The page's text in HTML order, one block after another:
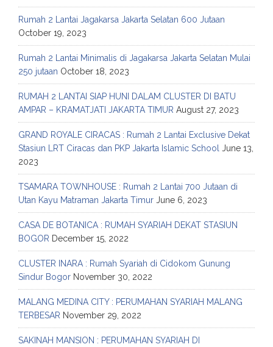
Rumah 2 Lantai Jagakarsa Jakarta Selatan 600 Jutaan
October 19, 2023
Rumah 2 Lantai Minimalis di Jagakarsa Jakarta Selatan Mulai
250 jutaan October 18, 2023
RUMAH 2 LANTAI SIAP HUNI DALAM CLUSTER DI BATU
AMPAR – KRAMATJATI JAKARTA TIMUR August 27, 2023
GRAND ROYALE CIRACAS : Rumah 2 Lantai Exclusive Dekat
Stasiun LRT Ciracas dan PKP Jakarta Islamic School
June 13,
2023
TSAMARA TOWNHOUSE : Rumah 2 Lantai 700 Jutaan di
Utan Kayu Matraman Jakarta Timur June 6, 2023
CASA DE BOTANICA : RUMAH SYARIAH DEKAT STASIUN
BOGOR December 15, 2022
CLUSTER INARA : Rumah Syariah di Cidokom Gunung
Sindur Bogor November 30, 2022
MALANG MEDINA CITY : PERUMAHAN SYARIAH MALANG
TERBESAR November 29, 2022
SAKINAH MANSION : PERUMAHAN SYARIAH DI